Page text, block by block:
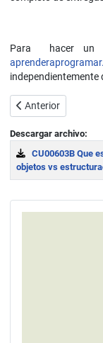
Para hacer un
independientemente
Artículo anterior:
Anterior
Descargar archivo:
CU00603B Que
objetos vs